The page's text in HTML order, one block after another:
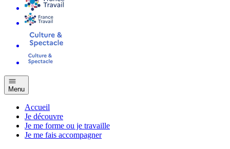
Menu
Accueil
Je découvre
Je me forme ou je travaille
Je me fais accompagner